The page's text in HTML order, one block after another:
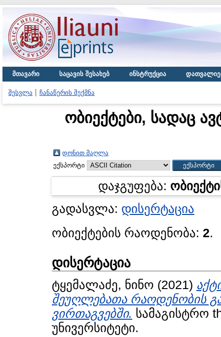
მთავარი საცავის შესახებ ინსტრუქცია
შესვლა ჩანაწერის შექმნა
ობიექტები, სადაც
დონით მაღლა
ექსპორტი
დაჯგუფება:
გადასვლა: დისერტაცია
ობიექტების რაოდენობა: 2.
დისერტაცია
ტყემალაძე, ნინო (2021)
შეუღლებათა რაოდენობის
ვირთაგვებში. სამაგისტრო
უნივერსიტეტი.